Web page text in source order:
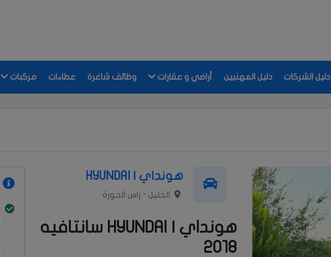
دليل الشركات دليل المهنيين أراضي و عقارات وظائف شاغرة عطاءات مركبات
هونداي | HYUNDAI
الخليل - راس الجورة
هونداي | HYUNDAI سانتافيه
2018